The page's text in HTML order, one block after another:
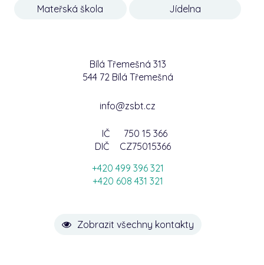
Mateřská škola Jídelna
Bílá Třemešná 313
544 72 Bílá Třemešná
info@zsbt.cz
IČ
750 15 366
DIČ
CZ75015366
+420 499 396 321
+420 608 431 321
Zobrazit všechny kontakty